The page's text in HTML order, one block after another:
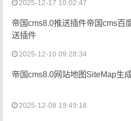
2025-12-17 10:02:47
帝国cms8.0推送插件帝国cms百
送插件
2025-12-10 09:28:34
帝国cms8.0网站地图SiteMap生
2025-12-08 19:49:18